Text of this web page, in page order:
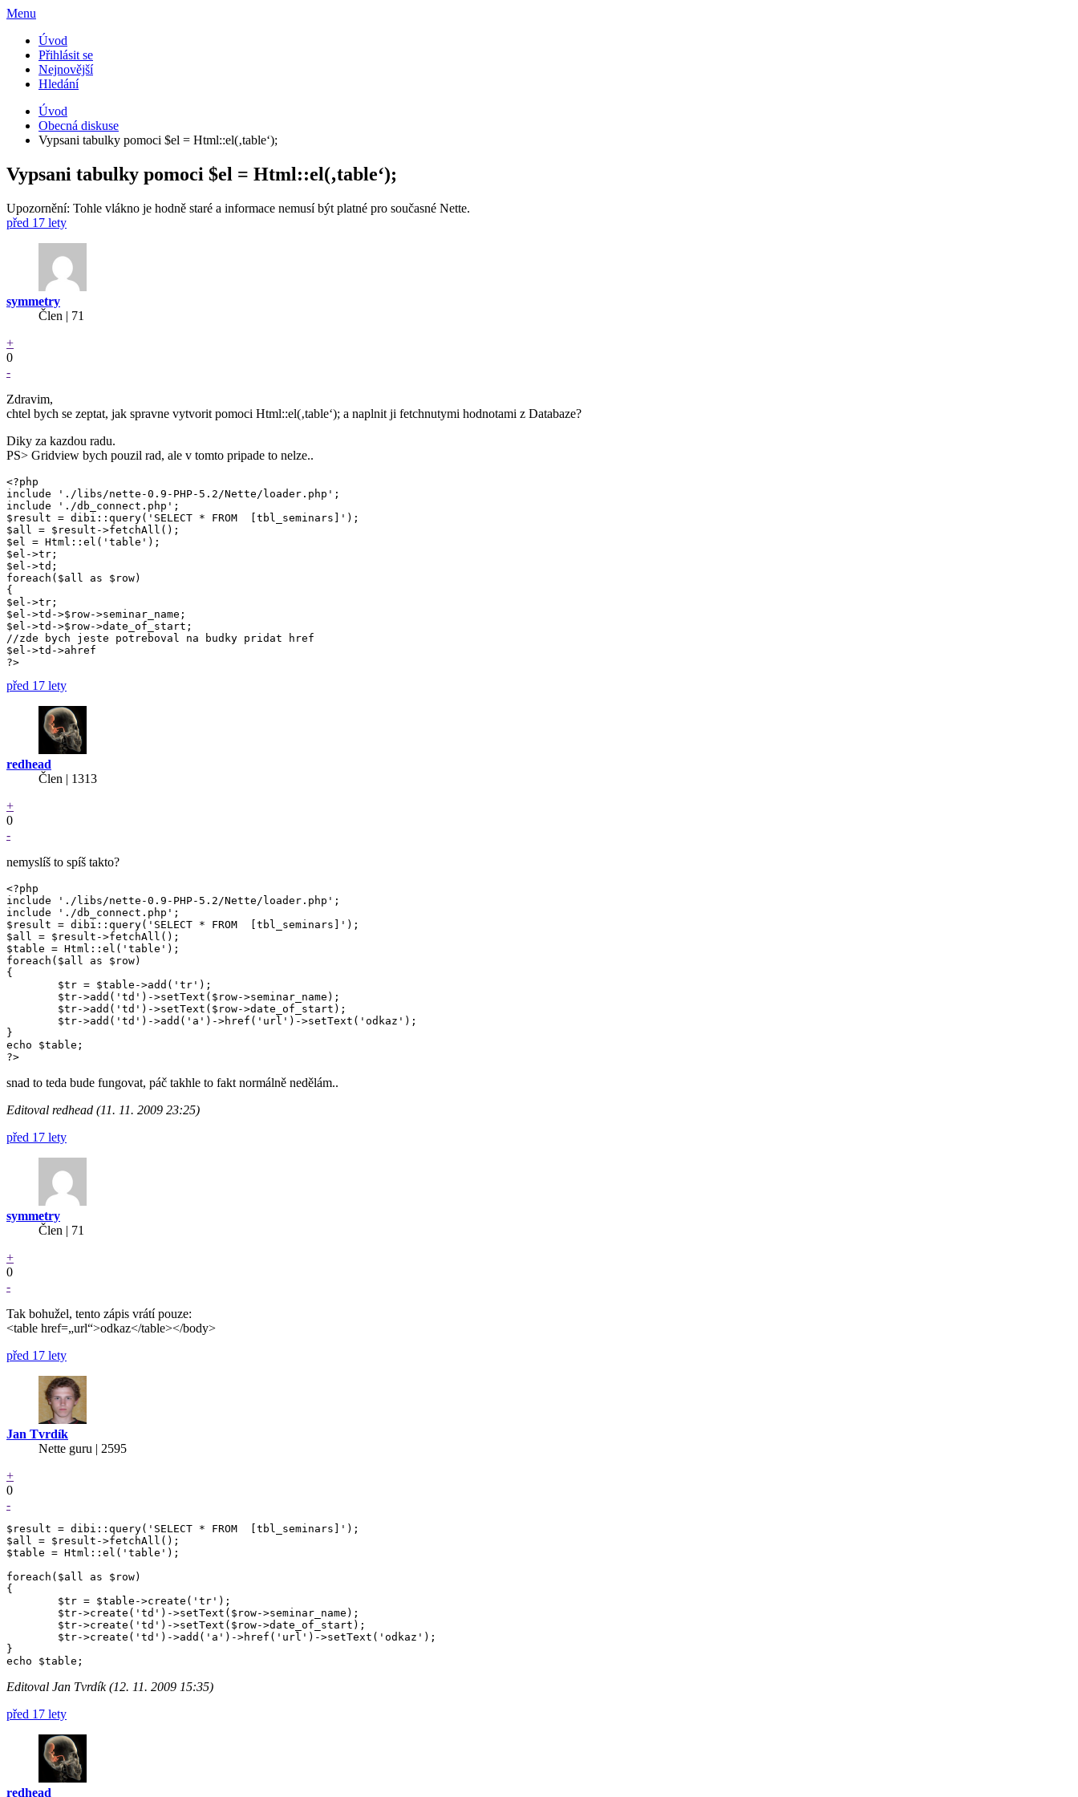
Menu
Úvod
Přihlásit se
Nejnovější
Hledání
Úvod
Obecná diskuse
Vypsani tabulky pomoci $el = Html::el(‚table‘);
Vypsani tabulky pomoci $el = Html::el(‚table‘);
Upozornění: Tohle vlákno je hodně staré a informace nemusí být platné pro současné Nette.
před 17 lety
symmetry
Člen | 71
+
0
-
Zdravim,
chtel bych se zeptat, jak spravne vytvorit pomoci Html::el(‚table‘); a naplnit ji fetchnutymi hodnotami z Databaze?
Diky za kazdou radu.
PS> Gridview bych pouzil rad, ale v tomto pripade to nelze..
<?php
include './libs/nette-0.9-PHP-5.2/Nette/loader.php';
include './db_connect.php';
$result = dibi::query('SELECT * FROM  [tbl_seminars]');
$all = $result->fetchAll();
$el = Html::el('table');
$el->tr;
$el->td;
foreach($all as $row)
{
$el->tr;
$el->td->$row->seminar_name;
$el->td->$row->date_of_start;
//zde bych jeste potreboval na budky pridat href
$el->td->ahref
?>
před 17 lety
redhead
Člen | 1313
+
0
-
nemyslíš to spíš takto?
<?php
include './libs/nette-0.9-PHP-5.2/Nette/loader.php';
include './db_connect.php';
$result = dibi::query('SELECT * FROM  [tbl_seminars]');
$all = $result->fetchAll();
$table = Html::el('table');
foreach($all as $row)
{
}
echo $table;
?>
snad to teda bude fungovat, páč takhle to fakt normálně nedělám..
Editoval redhead (11. 11. 2009 23:25)
před 17 lety
symmetry
Člen | 71
+
0
-
Tak bohužel, tento zápis vrátí pouze:
<table href=„url“>odkaz</table></body>
před 17 lety
Jan Tvrdík
Nette guru | 2595
+
0
-
$result = dibi::query('SELECT * FROM  [tbl_seminars]');
$all = $result->fetchAll();
$table = Html::el('table');
foreach($all as $row)
{
        $tr = $table->create('tr');
        $tr->create('td')->setText($row->seminar_name);
        $tr->create('td')->setText($row->date_of_start);
        $tr->create('td')->add('a')->href('url')->setText('odkaz');
}
Editoval Jan Tvrdík (12. 11. 2009 15:35)
před 17 lety
redhead